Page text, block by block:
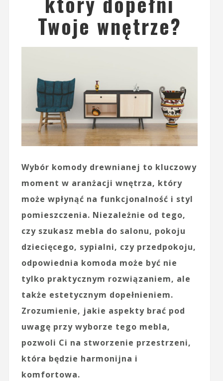
Twoje wnętrze?
Wybór komody drewnianej to kluczowy
moment w aranżacji wnętrza, który
może wpłynąć na funkcjonalność i styl
pomieszczenia. Niezależnie od tego,
czy szukasz mebla do salonu, pokoju
dziecięcego, sypialni, czy przedpokoju,
odpowiednia komoda może być nie
tylko praktycznym rozwiązaniem, ale
także estetycznym dopełnieniem.
Zrozumienie, jakie aspekty brać pod
uwagę przy wyborze tego mebla,
pozwoli Ci na stworzenie przestrzeni,
która będzie harmonijna i
komfortowa.